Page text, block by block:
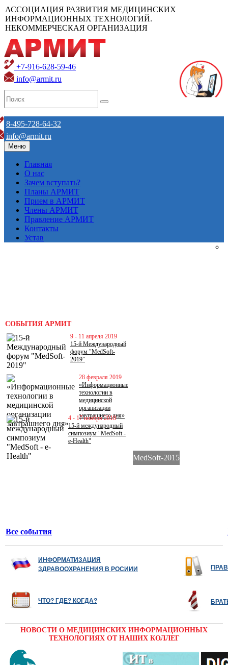
АССОЦИАЦИЯ РАЗВИТИЯ МЕДИЦИНСКИХ
ИНФОРМАЦИОННЫХ ТЕХНОЛОГИЙ.
НЕКОММЕРЧЕСКАЯ ОРГАНИЗАЦИЯ
+7-916-628-59-46
info@armit.ru
8-495-728-64-32
info@armit.ru
Меню
Главная
О нас
Зачем вступать?
Планы АРМИТ
Прием в АРМИТ
Члены АРМИТ
Правление АРМИТ
Контакты
Устав
СОБЫТИЯ АРМИТ
9 - 11 апреля 2019
15-й Международный
форум "MedSoft-
2019"
28 февраля 2019
«Информационные
технологии в
медицинской
организации
завтрашнего дня»
4 - 17 ноября 2018
15-й международный
симпозиум "MedSoft -
e-Health"
MedSoft-2015
Все события
ИНФОРМАТИЗАЦИЯ
ЗДРАВООХРАНЕНИЯ В РОСИИИ
ЧТО? ГДЕ? КОГДА?
НОВОСТИ О МЕДИЦИНСКИХ ИНФОРМАЦИОННЫХ
ТЕХНОЛОГИЯХ ОТ НАШИХ КОЛЛЕГ